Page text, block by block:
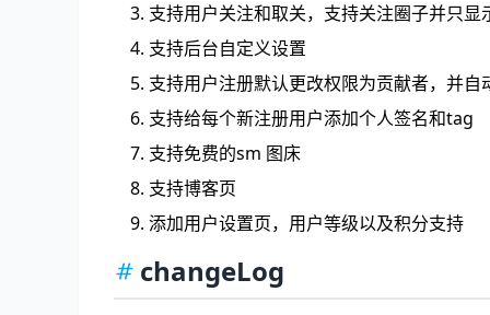
支持用户关注和取关，支持关注圈子并只显
支持后台自定义设置
支持用户注册默认更改权限为贡献者，并
支持给每个新注册用户添加个人签名和tag
支持免费的sm 图床
支持博客页
添加用户设置页，用户等级以及积分支持
changeLog